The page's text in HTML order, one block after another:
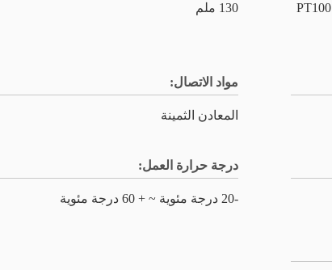
6 * 2A ، 2 * PE ، 3 * 8A ، 4 * 2A ، 2 * إشارة PT100
130 ملم
مواد الاتصال:
المعادن الثمينة
درجة حرارة العمل:
-20 درجة مئوية ~ + 60 درجة مئوية